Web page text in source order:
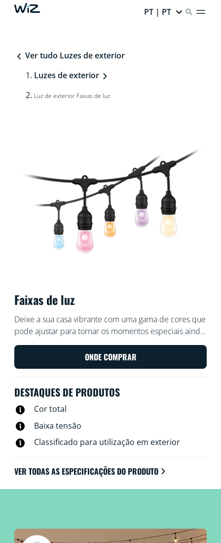
PT | PT
Ver tudo Luzes de exterior
Luzes de exterior
Luz de exterior Faixas de luz
Faixas de luz
Deixe a sua casa vibrante com uma gama de cores que
pode ajustar para tornar os momentos especiais ainda
mais memoráveis. Utilize com o Wi-Fi existente para
controlar com a aplicação WiZ ou a sua voz.
ONDE COMPRAR
DESTAQUES DE PRODUTOS
Cor total
Baixa tensão
Classificado para utilização em exterior
VER TODAS AS ESPECIFICAÇÕES DO PRODUTO